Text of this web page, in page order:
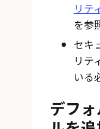
リテ
を参
セキ
リテ
いる
デフ